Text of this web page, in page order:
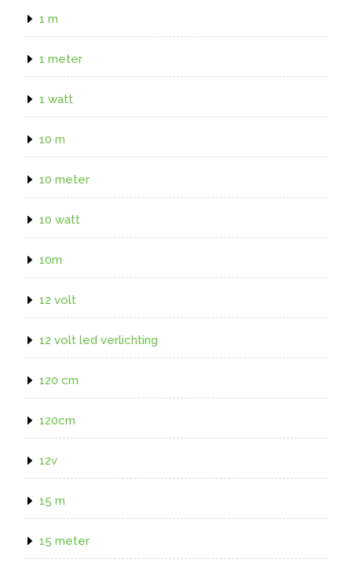
1 m
1 meter
1 watt
10 m
10 meter
10 watt
10m
12 volt
12 volt led verlichting
120 cm
120cm
12v
15 m
15 meter